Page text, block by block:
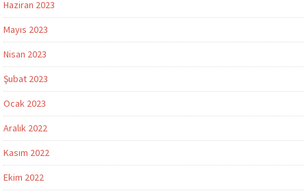
Haziran 2023
Mayıs 2023
Nisan 2023
Şubat 2023
Ocak 2023
Aralık 2022
Kasım 2022
Ekim 2022